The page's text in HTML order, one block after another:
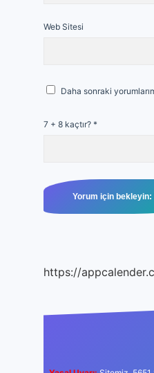
Web Sitesi
Daha sonraki
7 + 8 kaçtır? *
https://